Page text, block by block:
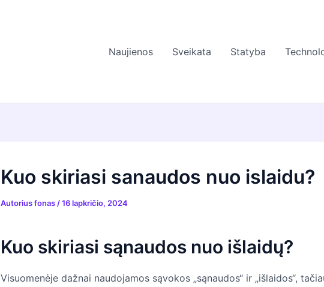
Naujienos Sveikata Statyba
Kuo skiriasi sanaudos nuo islaidu?
Autoriusfonas /16 lapkričio, 2024
Kuo skiriasi sąnaudos nuo išlaidų?
Visuomenėje dažnai naudojamos sąvokos „sąnaudos“ ir „išlaidos“,